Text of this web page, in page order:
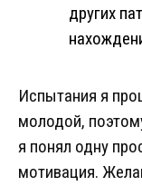
других
Испытания я
молодой,
я понял одну
мотивация.